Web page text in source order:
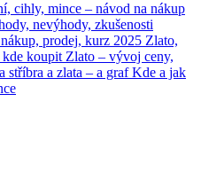
cihly, mince – návod na nákup
nevýhody, zkušenosti
prodej, kurz 2025 Zlato,
koupit Zlato – vývoj ceny,
stříbra a zlata – a grafKde a jak